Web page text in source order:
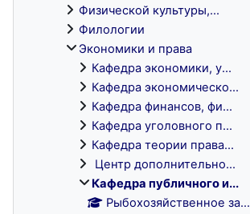
Физической культуры,...
Филологии
Экономики и права
Кафедра экономики, у...
Кафедра экономическо...
Кафедра финансов, фи...
Кафедра уголовного п...
Кафедра теории права...
Центр дополнительно...
Кафедра публичного и...
Рыбохозяйственное за...